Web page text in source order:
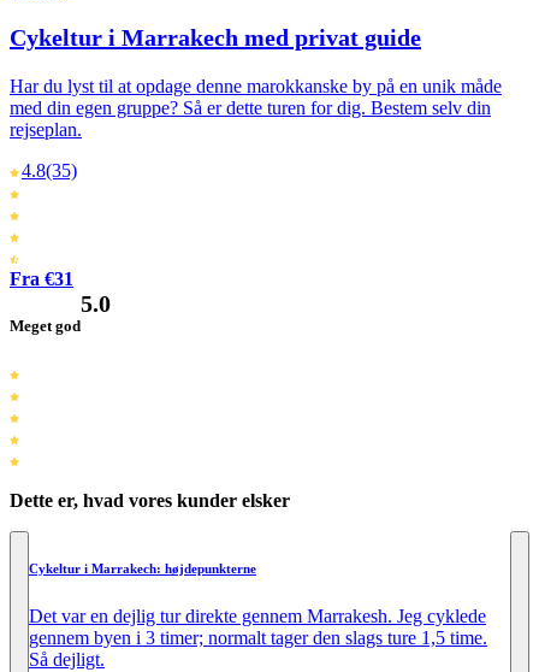
Cykeltur i Marrakech med privat guide
Har du lyst til at opdage denne marokkanske by på en unik måde
med din egen gruppe? Så er dette turen for dig. Bestem selv din
rejseplan.
4.8(35)
Fra €31
Meget god
5.0
Dette er, hvad vores kunder elsker
Cykeltur i Marrakech: højdepunkterne
Det var en dejlig tur direkte gennem Marrakesh. Jeg cyklede
gennem byen i 3 timer; normalt tager den slags ture 1,5 time.
Så dejligt.